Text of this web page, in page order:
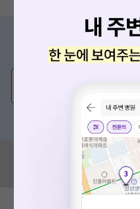
증상/치료,
의사가
혹은, 의료상담 서
혹시 잘못된 병원정보가
모두닥 팀에 알려주세요!